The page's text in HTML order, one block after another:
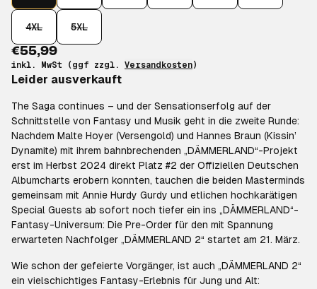
4XL 5XL
€55,99
inkl. MwSt (ggf zzgl. Versandkosten)
Leider ausverkauft
The Saga continues – und der Sensationserfolg auf der
Schnittstelle von Fantasy und Musik geht in die zweite Runde:
Nachdem Malte Hoyer (Versengold) und Hannes Braun (Kissin’
Dynamite) mit ihrem bahnbrechenden „DÄMMERLAND“-Projekt
erst im Herbst 2024 direkt Platz #2 der Offiziellen Deutschen
Albumcharts erobern konnten, tauchen die beiden Masterminds
gemeinsam mit Annie Hurdy Gurdy und etlichen hochkarätigen
Special Guests ab sofort noch tiefer ein ins „DÄMMERLAND“-
Fantasy-Universum: Die Pre-Order für den mit Spannung
erwarteten Nachfolger „DÄMMERLAND 2“ startet am 21. März.
Wie schon der gefeierte Vorgänger, ist auch „DÄMMERLAND 2“
ein vielschichtiges Fantasy-Erlebnis für Jung und Alt: